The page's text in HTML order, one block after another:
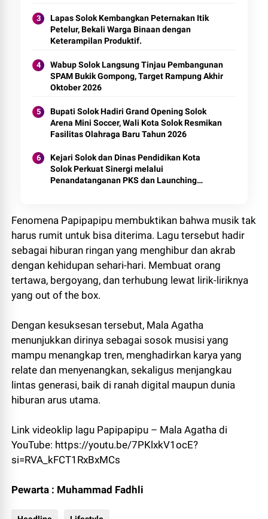
Lapas Solok Kembangkan Peternakan Itik
Petelur, Bekali Warga Binaan dengan
Keterampilan Produktif.
Wabup Solok Langsung Tinjau Pembangunan
SPAM Bukik Gompong, Target Rampung Akhir
Oktober 2026
Bupati Solok Hadiri Grand Opening Solok
Arena Mini Soccer, Wali Kota Solok Resmikan
Fasilitas Olahraga Baru Tahun 2026
Kejari Solok dan Dinas Pendidikan Kota
Solok Perkuat Sinergi melalui
Penandatanganan PKS dan Launching
Fenomena Papipapipu membuktikan bahwa musik tak
harus rumit untuk bisa diterima. Lagu tersebut hadir
sebagai hiburan ringan yang menghibur dan akrab
dengan kehidupan sehari-hari. Membuat orang
tertawa, bergoyang, dan terhubung lewat lirik-liriknya
yang out of the box.
Dengan kesuksesan tersebut, Mala Agatha
menunjukkan dirinya sebagai sosok musisi yang
mampu menangkap tren, menghadirkan karya yang
relate dan menyenangkan, sekaligus menjangkau
lintas generasi, baik di ranah digital maupun dunia
hiburan arus utama.
Link videoklip lagu Papipapipu – Mala Agatha di
YouTube: https://youtu.be/7PKlxkV1ocE?
si=RVA_kFCT1RxBxMCs
Pewarta : Muhammad Fadhli